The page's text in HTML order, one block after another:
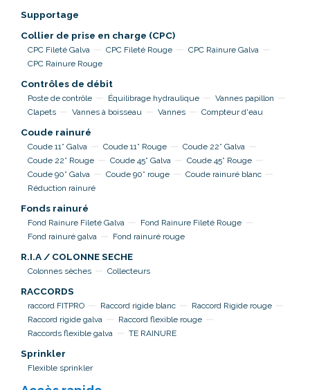
Supportage
Collier de prise en charge (CPC)
CPC Fileté Galva CPC Fileté Rouge
CPC Rainure Galva
CPC Rainure Rouge
Contrôles de débit
Poste de contrôle Équilibrage hydraulique
Vannes papillon
Clapets
Vannes à boisseau Vannes Compteur d'eau
Coude rainuré
Coude 11° Galva Coude 11° Rouge
Coude 22° Galva
Coude 22° Rouge
Coude 45° Galva
Coude 45° Rouge
Coude 90° Galva
Coude 90° rouge
Coude rainuré blanc
Réduction rainuré
Fonds rainuré
Fond Rainure Fileté Galva
Fond Rainure Fileté Rouge
Fond rainuré galva
Fond rainuré rouge
R.I.A / COLONNE SECHE
Colonnes sèches Collecteurs
RACCORDS
raccord FITPRO Raccord rigide blanc
Raccord Rigide rouge
Raccord rigide galva
Raccord flexible rouge
Raccords flexible galva
TE RAINURE
Sprinkler
Flexible sprinkler